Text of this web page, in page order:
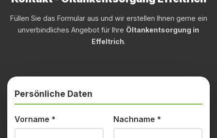
Füllen Sie das Formular aus und wir erstellen Ihnen gerne ein
unverbindliches Angebot für Ihre Öltankentsorgung in
Effeltrich.
Persönliche Daten
Vorname * Nachname *